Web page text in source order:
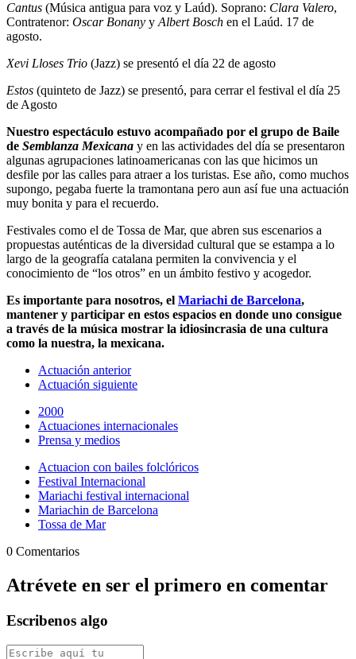
Cantus (Música antigua para voz y Laúd). Soprano: Clara Valero,
Contratenor: Oscar Bonany y Albert Bosch en el Laúd. 17 de
agosto.
Xevi Lloses Trio (Jazz) se presentó el día 22 de agosto
Estos (quinteto de Jazz) se presentó, para cerrar el festival el día 25
de Agosto
Nuestro espectáculo estuvo acompañado por el grupo de Baile
de Semblanza Mexicana y en las actividades del día se presentaron
algunas agrupaciones latinoamericanas con las que hicimos un
desfile por las calles para atraer a los turistas. Ese año, como muchos
supongo, pegaba fuerte la tramontana pero aun así fue una actuación
muy bonita y para el recuerdo.
Festivales como el de Tossa de Mar, que abren sus escenarios a
propuestas auténticas de la diversidad cultural que se estampa a lo
largo de la geografía catalana permiten la convivencia y el
conocimiento de “los otros” en un ámbito festivo y acogedor.
Es importante para nosotros, el Mariachi de Barcelona,
mantener y participar en estos espacios en donde uno consigue
a través de la música mostrar la idiosincrasia de una cultura
como la nuestra, la mexicana.
Actuación anterior
Actuación siguiente
2000
Actuaciones internacionales
Prensa y medios
Actuacion con bailes folclóricos
Festival Internacional
Mariachi festival internacional
Mariachin de Barcelona
Tossa de Mar
0 Comentarios
Atrévete en ser el primero en comentar
Escribenos algo